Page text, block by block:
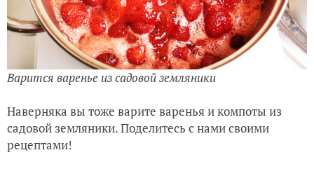
Варится варенье из садовой земляники
Наверняка вы тоже варите варенья и компоты из
садовой земляники. Поделитесь с нами своими
рецептами!